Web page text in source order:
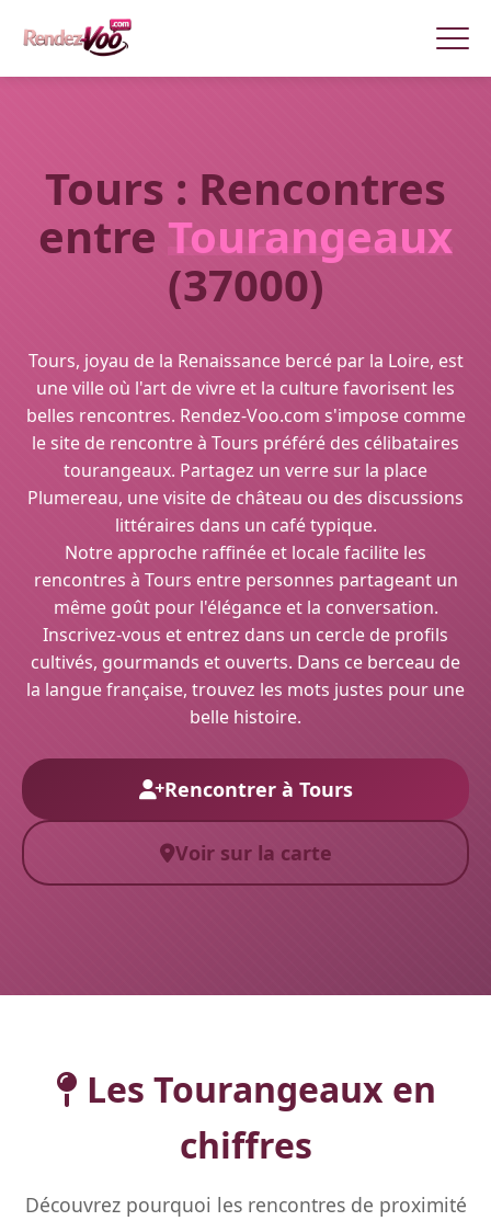
Tours : Rencontres
entre Tourangeaux
(37000)
Tours, joyau de la Renaissance bercé par la Loire, est
une ville où l'art de vivre et la culture favorisent les
belles rencontres. Rendez-Voo.com s'impose comme
le site de rencontre à Tours préféré des célibataires
tourangeaux. Partagez un verre sur la place
Plumereau, une visite de château ou des discussions
littéraires dans un café typique.
Notre approche raffinée et locale facilite les
rencontres à Tours entre personnes partageant un
même goût pour l'élégance et la conversation.
Inscrivez-vous et entrez dans un cercle de profils
cultivés, gourmands et ouverts. Dans ce berceau de
la langue française, trouvez les mots justes pour une
belle histoire.
Rencontrer à Tours
Voir sur la carte
Les Tourangeaux en
chiffres
Découvrez pourquoi les rencontres de proximité